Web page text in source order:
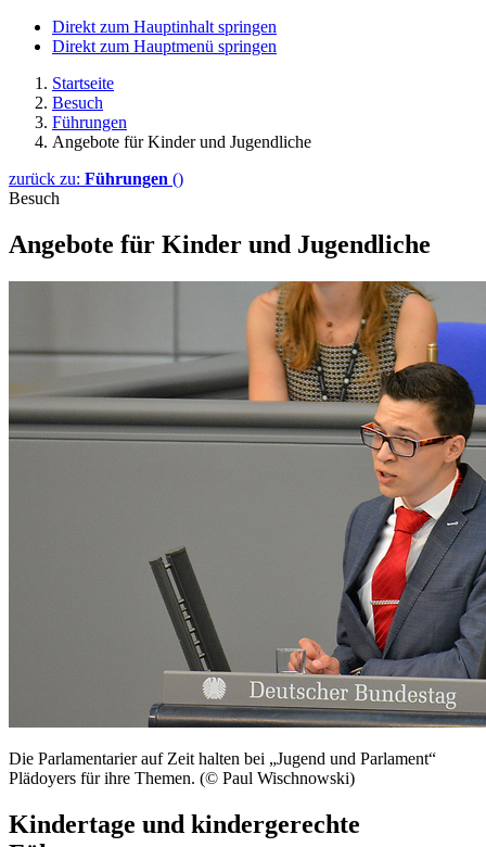
Direkt zum Hauptinhalt springen
Direkt zum Hauptmenü springen
Startseite
Besuch
Führungen
Angebote für Kinder und Jugendliche
zurück zu: Führungen ()
Besuch
Angebote für Kinder und Jugendliche
Die Parlamentarier auf Zeit halten bei „Jugend und Parlament“
Plädoyers für ihre Themen. (© Paul Wischnowski)
Kindertage und kindergerechte